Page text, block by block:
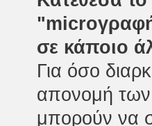
σε κάποιο
Για όσο
απονομή
μπορούν να